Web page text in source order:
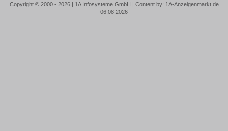
Copyright © 2000 - 2026 | 1A Infosysteme GmbH | Content by: 1A-Anzeigenmarkt.de
06.08.2026